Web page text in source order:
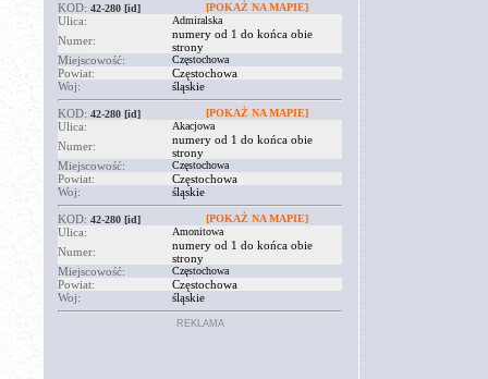
KOD: 42-280 [id] [POKAŻ NA MAPIE]
Ulica: Admiralska
Numer:
numery od 1 do końca obie
strony
Miejscowość:
Częstochowa
Powiat:
Częstochowa
Woj:
śląskie
KOD: 42-280 [id] [POKAŻ NA MAPIE]
Ulica: Akacjowa
Numer:
numery od 1 do końca obie
strony
Miejscowość:
Częstochowa
Powiat:
Częstochowa
Woj:
śląskie
KOD: 42-280 [id] [POKAŻ NA MAPIE]
Ulica: Amonitowa
Numer:
numery od 1 do końca obie
strony
Miejscowość:
Częstochowa
Powiat:
Częstochowa
Woj:
śląskie
REKLAMA